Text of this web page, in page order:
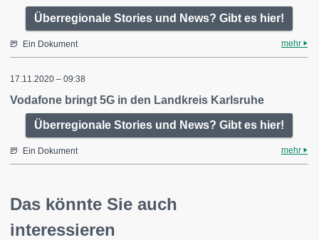
Überregionale Stories und News? Gibt es hier!
Ein Dokument mehr
17.11.2020 – 09:38
Vodafone bringt 5G in den Landkreis Karlsruhe
Überregionale Stories und News? Gibt es hier!
Ein Dokument mehr
Das könnte Sie auch
interessieren